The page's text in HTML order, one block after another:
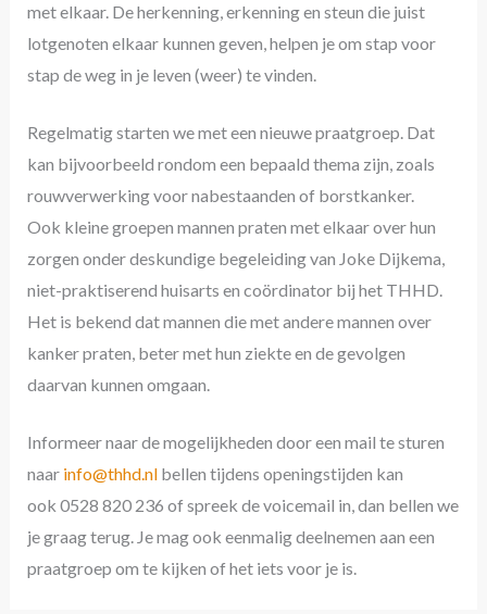
met elkaar. De herkenning, erkenning en steun die juist
lotgenoten elkaar kunnen geven, helpen je om stap voor
stap de weg in je leven (weer) te vinden.
Regelmatig starten we met een nieuwe praatgroep. Dat
kan bijvoorbeeld rondom een bepaald thema zijn, zoals
rouwverwerking voor nabestaanden of borstkanker.
Ook kleine groepen mannen praten met elkaar over hun
zorgen onder deskundige begeleiding van Joke Dijkema,
niet-praktiserend huisarts en coördinator bij het THHD.
Het is bekend dat mannen die met andere mannen over
kanker praten, beter met hun ziekte en de gevolgen
daarvan kunnen omgaan.
Informeer naar de mogelijkheden door een mail te sturen
naarinfo@thhd.nl bellen tijdens openingstijden kan
ook 0528 820 236 of spreek de voicemail in, dan bellen we
je graag terug. Je mag ook eenmalig deelnemen aan een
praatgroep om te kijken of het iets voor je is.